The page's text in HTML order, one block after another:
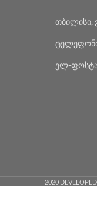
თბილისი,
ელ-ფოსტა:
2020